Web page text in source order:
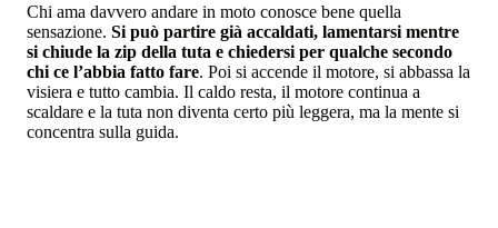
Chi ama davvero andare in moto conosce bene quella
sensazione. Si può partire già accaldati, lamentarsi mentre
si chiude la zip della tuta e chiedersi per qualche secondo
chi ce l’abbia fatto fare. Poi si accende il motore, si abbassa la
visiera e tutto cambia. Il caldo resta, il motore continua a
scaldare e la tuta non diventa certo più leggera, ma la mente si
concentra sulla guida.